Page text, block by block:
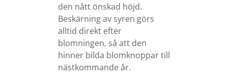
den nått önskad höjd.
Beskärning av syren görs
alltid direkt efter
blomningen, så att den
hinner bilda blomknoppar till
nästkommande år.